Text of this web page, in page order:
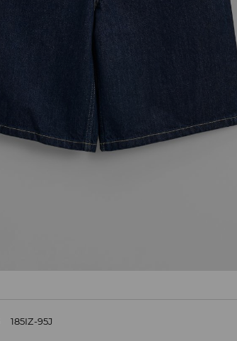
185IZ-95J